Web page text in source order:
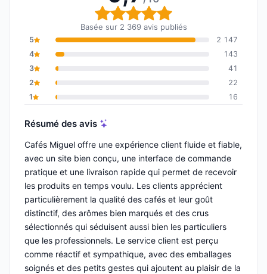
Note globale : 9,7 sur
Basée sur 2 369 avis publiés
5
2 147
4
143
3
41
2
22
1
16
Résumé des avis
Cafés Miguel offre une expérience client fluide et fiable,
avec un site bien conçu, une interface de commande
pratique et une livraison rapide qui permet de recevoir
les produits en temps voulu. Les clients apprécient
particulièrement la qualité des cafés et leur goût
distinctif, des arômes bien marqués et des crus
sélectionnés qui séduisent aussi bien les particuliers
que les professionnels. Le service client est perçu
comme réactif et sympathique, avec des emballages
soignés et des petits gestes qui ajoutent au plaisir de la